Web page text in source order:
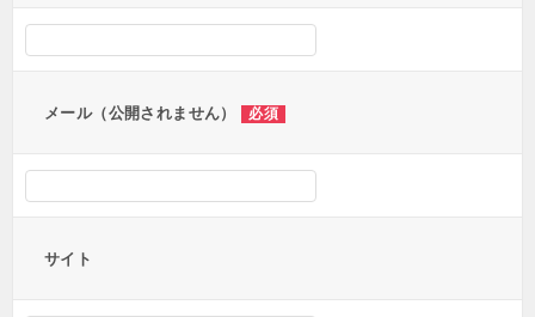
メール（公開されません） 必須
サイト